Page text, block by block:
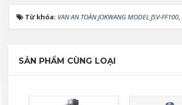
Từ khóa: VAN AN TOÀN JOKWANG MODEL JSV-FF100,
SẢN PHẨM CÙNG LOẠI